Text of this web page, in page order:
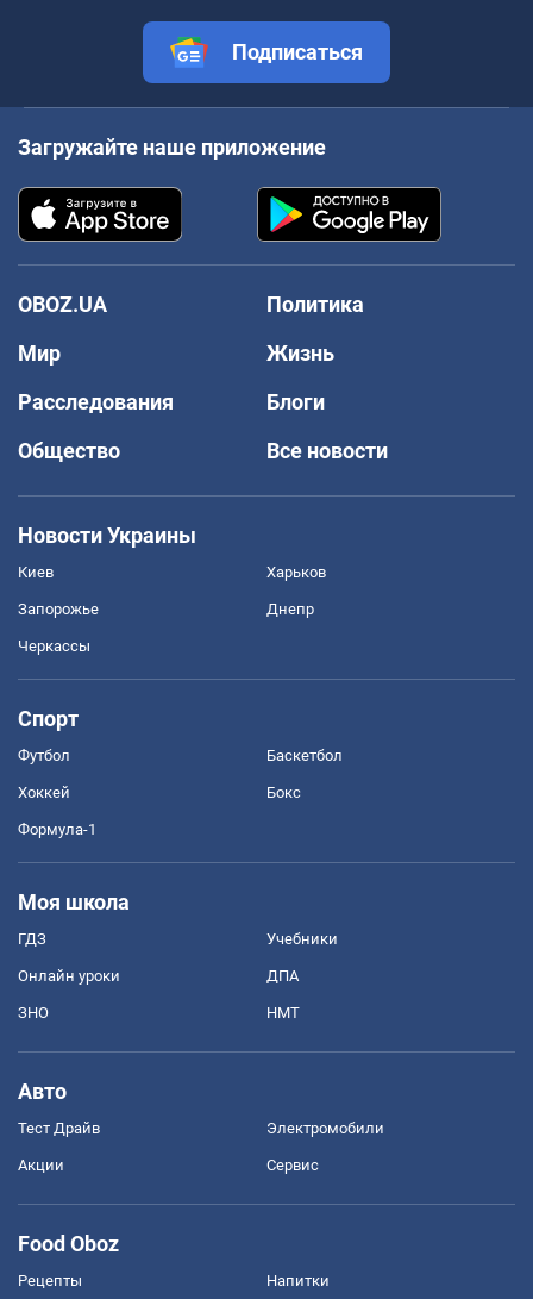
Подписаться
Загружайте наше приложение
OBOZ.UA
Политика
Мир
Жизнь
Расследования
Блоги
Общество
Все новости
Новости Украины
Киев Харьков
Запорожье Днепр
Черкассы
Спорт
Футбол Баскетбол
Хоккей Бокс
Формула-1
Моя школа
ГДЗ Учебники
Онлайн уроки ДПА
ЗНО НМТ
Авто
Тест Драйв Электромобили
Акции Сервис
Food Oboz
Рецепты Напитки